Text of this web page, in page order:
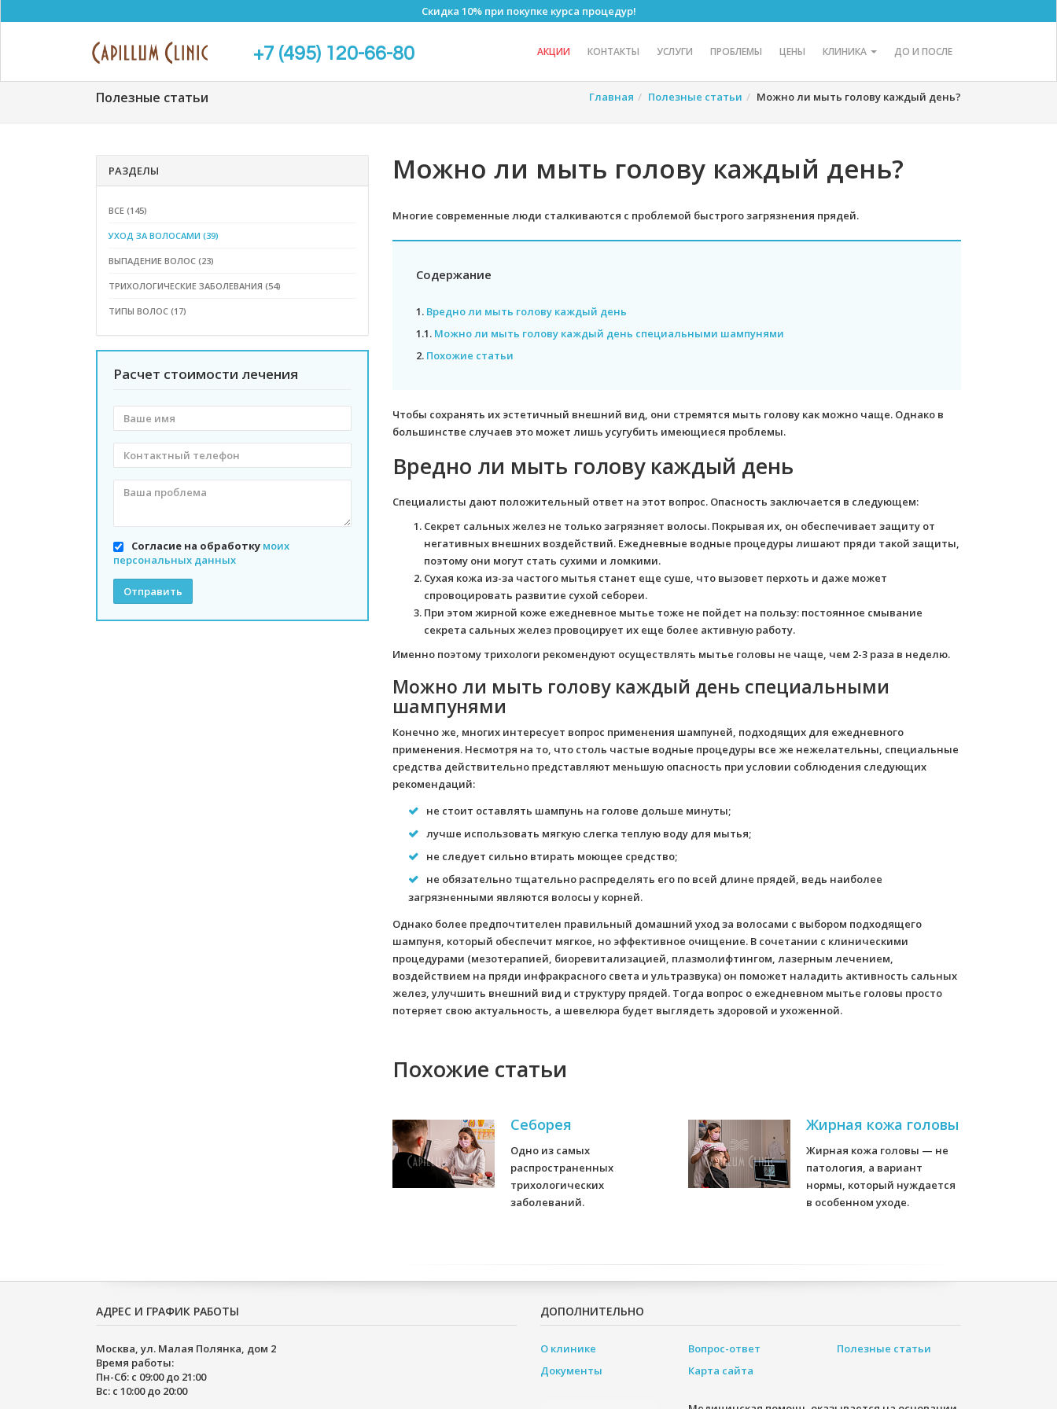
Скидка 10% при покупке курса процедур!
+7 (495) 120-66-80 АКЦИИ КОНТАКТЫ УСЛУГИ ПРОБЛЕМЫ ЦЕНЫ КЛИНИКА ДО И ПОСЛЕ
Полезные статьи Главная Полезные статьи Можно ли мыть голову каждый день?
РАЗДЕЛЫ
ВСЕ (145)
УХОД ЗА ВОЛОСАМИ (39)
ВЫПАДЕНИЕ ВОЛОС (23)
ТРИХОЛОГИЧЕСКИЕ ЗАБОЛЕВАНИЯ (54)
ТИПЫ ВОЛОС (17)
Расчет стоимости лечения
Ваше
имя
Контактный
телефон
Согласие на обработку моих
персональных данных
Отправить
Можно ли мыть голову каждый день?
Многие современные люди сталкиваются с проблемой быстрого загрязнения прядей.
Содержание
1. Вредно ли мыть голову каждый день
1.1. Можно ли мыть голову каждый день специальными шампунями
2. Похожие статьи
Чтобы сохранять их эстетичный внешний вид, они стремятся мыть голову как можно чаще. Однако в
большинстве случаев это может лишь усугубить имеющиеся проблемы.
Вредно ли мыть голову каждый день
Специалисты дают положительный ответ на этот вопрос. Опасность заключается в следующем:
Секрет сальных желез не только загрязняет волосы. Покрывая их, он обеспечивает защиту от
негативных внешних воздействий. Ежедневные водные процедуры лишают пряди такой защиты,
поэтому они могут стать сухими и ломкими.
Сухая кожа из-за частого мытья станет еще суше, что вызовет перхоть и даже может
спровоцировать развитие сухой себореи.
При этом жирной коже ежедневное мытье тоже не пойдет на пользу: постоянное смывание
секрета сальных желез провоцирует их еще более активную работу.
Именно поэтому трихологи рекомендуют осуществлять мытье головы не чаще, чем 2-3 раза в неделю.
Можно ли мыть голову каждый день специальными
шампунями
Конечно же, многих интересует вопрос применения шампуней, подходящих для ежедневного
применения. Несмотря на то, что столь частые водные процедуры все же нежелательны, специальные
средства действительно представляют меньшую опасность при условии соблюдения следующих
рекомендаций:
не стоит оставлять шампунь на голове дольше минуты;
лучше использовать мягкую слегка теплую воду для мытья;
не следует сильно втирать моющее средство;
не обязательно тщательно распределять его по всей длине прядей, ведь наиболее
загрязненными являются волосы у корней.
Однако более предпочтителен правильный домашний уход за волосами с выбором подходящего
шампуня, который обеспечит мягкое, но эффективное очищение. В сочетании с клиническими
процедурами (мезотерапией, биоревитализацией, плазмолифтингом, лазерным лечением,
воздействием на пряди инфракрасного света и ультразвука) он поможет наладить активность сальных
желез, улучшить внешний вид и структуру прядей. Тогда вопрос о ежедневном мытье головы просто
потеряет свою актуальность, а шевелюра будет выглядеть здоровой и ухоженной.
Похожие статьи
Себорея
Одно из самых
распространенных
трихологических
заболеваний.
Жирная кожа головы
Жирная кожа головы — не
патология, а вариант
нормы, который нуждается
в особенном уходе.
АДРЕС И ГРАФИК РАБОТЫ
Москва, ул. Малая Полянка, дом 2
Время работы:
Пн-Сб: с 09:00 до 21:00
Вс: с 10:00 до 20:00
ДОПОЛНИТЕЛЬНО
О клинике Вопрос-ответ
Полезные статьи
Документы
Карта сайта